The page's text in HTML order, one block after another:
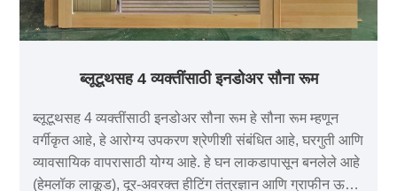
ब्लूटूथसह 4 व्यक्तींसाठी इनडोअर सौना रूम
ब्लूटूथसह 4 व्यक्तींसाठी इनडोअर सौना रूम हे सौना रूम म्हणून
वर्गीकृत आहे, हे आरोग्य उपकरण श्रेणीशी संबंधित आहे, घरगुती आणि
व्यावसायिक वापरासाठी योग्य आहे. हे घन लाकडापासून बनलेले आहे
(हेमलॉक लाकूड), दूर-अवरक्त हीटिंग तंत्रज्ञान आणि ग्राफीन ऊर्जा